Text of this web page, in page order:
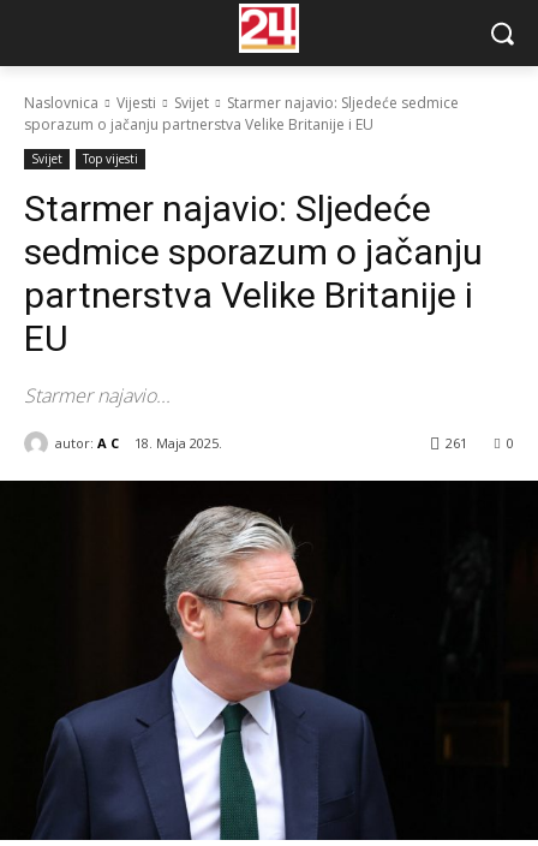
Naslovnica Vijesti Svijet
Starmer najavio: Sljedeće sedmice
sporazum o jačanju partnerstva Velike Britanije i EU
Svijet Top vijesti
Starmer najavio: Sljedeće
sedmice sporazum o jačanju
partnerstva Velike Britanije i
EU
Starmer najavio...
autor: A C 18. Maja 2025. 0
261